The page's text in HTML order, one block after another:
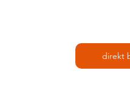
direkt